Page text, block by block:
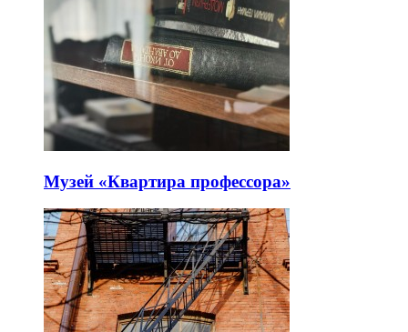
Музей «Квартира профессора»